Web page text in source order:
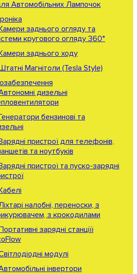
Автомобільних Лампочок
заднього огляду та
кругового огляду 360°
заднього ходу
Магнітоли (Tesla Style)
дизельні
бензинові та
пристрої для телефонів,
та ноутбуків
пристрої та пуско-зарядні
налобні, переноски, з
з крокодилами
зарядні станціїї
модулі
інвертори